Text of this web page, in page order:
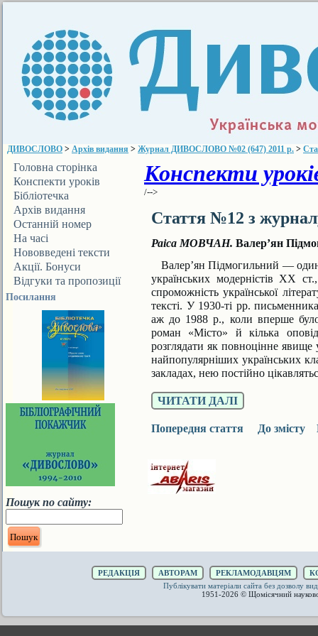
ДИВОСЛОВО > Архів видання > Журнал ДИВОСЛОВО №02 (647) 2011 р. >
Головна сторінка
Конспекти уроків
Бібліотечка
ДИВОСЛОВА
Архів видання
Останній номер
На часі
Нововведені тексти
Акції. Бонуси
Відгуки та пропозиції
Посилання
Пошук по сайту:
Конспекти
/-->
Стаття №12 з
Раіса МОВЧАН. Валер’ян
Валер’ян Підмогильний — один
українських модерністів XX
спроможність української
тексті. У 1930-ті рр.
аж до 1988 р., коли вперше
роман «Місто» й кілька
розглядати як повноцінне яви­ще
найпопулярніших українських
закладах, нею постійно
ЧИТАТИ ДАЛІ
Попередня стаття До змісту
РЕДАКЦІЯ АВТОРАМ РЕКЛАМОДАВЦЯМ
Публікувати матеріали сайта без дозволу
1951-2026 © Щомісячний